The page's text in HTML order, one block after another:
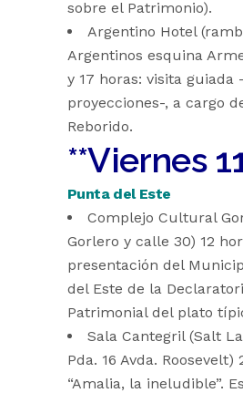
sobre el Patrimonio).
Argentino Hotel
Argentinos esquina
y 17 horas: visita guiada -
proyecciones-, a cargo
Reborido.
**Viernes
Punta del Este
Complejo Cultural
Gorlero y calle 30) 12
presentación del
del Este de la
Patrimonial del plato
Sala Cantegril (Salt
Pda. 16 Avda. Roosevelt)
“Amalia, la ineludible”.